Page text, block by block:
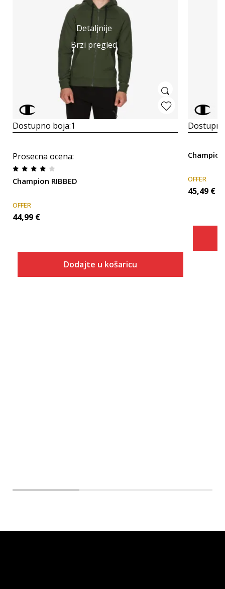
Detaljnije
Brzi pregled
Dostupno boja:1
Prosecna ocena:
Champion RIBBED
OFFER
44,99 €
Dodajte u košaricu
OFFER
45,49 €